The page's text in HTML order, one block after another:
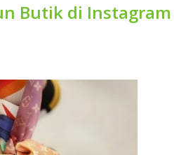
Butik di Instagram